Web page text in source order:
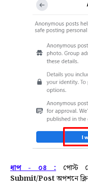
ধাপ - ০৪ :পোস্ট
Submit/Postঅপশনে